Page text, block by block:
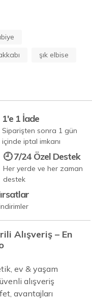
şık elbise
1'e 1 İade
Siparişten sonra 1 gün
içinde iptal imkanı
🕘 7/24 Özel Destek
Her yerde ve her zaman
destek
Alışveriş – En
ev & yaşam
alışveriş
avantajları